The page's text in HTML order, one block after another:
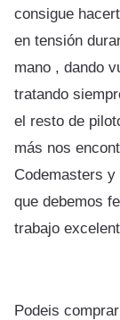
consigue
en tensión
mano , dando
tratando
el resto de
más nos
Codemasters
que debemos
trabajo
Podeis